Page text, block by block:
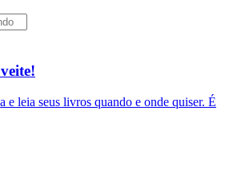
e leia seus livros quando e onde quiser. É